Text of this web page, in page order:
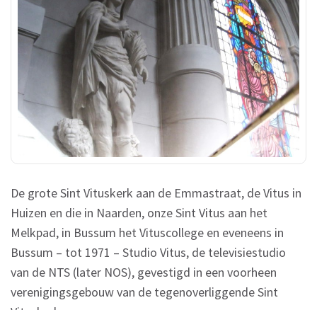
De grote Sint Vituskerk aan de Emmastraat, de Vitus in
Huizen en die in Naarden, onze Sint Vitus aan het
Melkpad, in Bussum het Vituscollege en eveneens in
Bussum – tot 1971 – Studio Vitus, de televisiestudio
van de NTS (later NOS), gevestigd in een voorheen
verenigingsgebouw van de tegenoverliggende Sint